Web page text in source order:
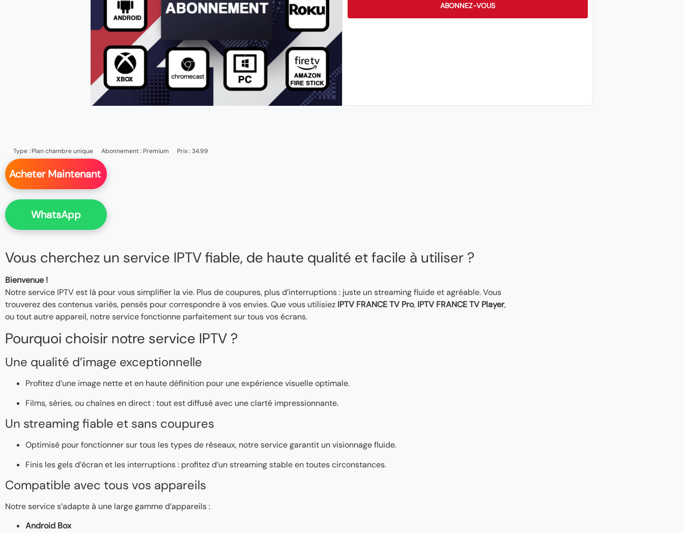
ABONNEZ-VOUS
Type : Plan chambre unique Abonnement : Premium Prix : 34.99
Acheter Maintenant
WhatsApp
Vous cherchez un service IPTV fiable, de haute qualité et facile à utiliser ?
Bienvenue !
Notre service IPTV est là pour vous simplifier la vie. Plus de coupures, plus d’interruptions : juste un streaming fluide et agréable. Vous
trouverez des contenus variés, pensés pour correspondre à vos envies. Que vous utilisiez IPTV FRANCE TV Pro, IPTV FRANCE TV Player,
ou tout autre appareil, notre service fonctionne parfaitement sur tous vos écrans.
Pourquoi choisir notre service IPTV ?
Une qualité d’image exceptionnelle
Profitez d’une image nette et en haute définition pour une expérience visuelle optimale.
Films, séries, ou chaînes en direct : tout est diffusé avec une clarté impressionnante.
Un streaming fiable et sans coupures
Optimisé pour fonctionner sur tous les types de réseaux, notre service garantit un visionnage fluide.
Finis les gels d’écran et les interruptions : profitez d’un streaming stable en toutes circonstances.
Compatible avec tous vos appareils
Notre service s’adapte à une large gamme d’appareils :
Android Box